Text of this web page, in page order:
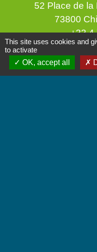
52 Place de la
73800
+33 4
This site uses cookies and
to activate
OK, accept all